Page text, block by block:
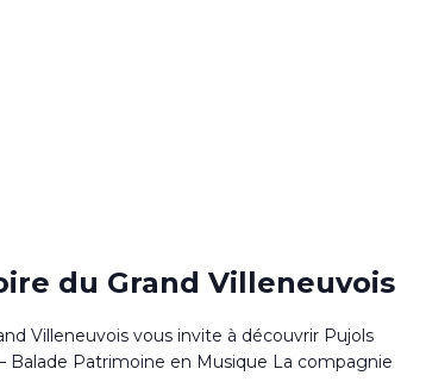
du Grand Villeneuvois
Villeneuvois vous invite à découvrir Pujols
Patrimoine en Musique La compagnie